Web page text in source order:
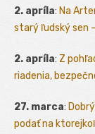
2. apríla: Na
starý ľudský sen
2. apríla: Z
riadenia,
27. marca:
podať na